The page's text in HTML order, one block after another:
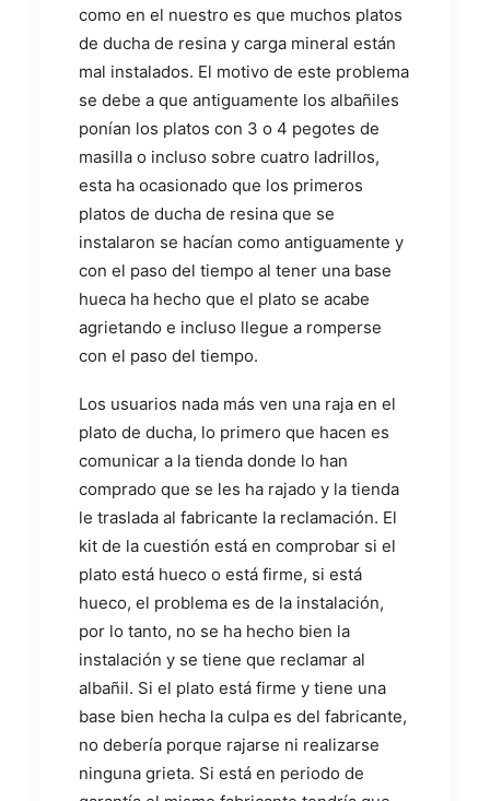
como en el nuestro es que muchos platos
de ducha de resina y carga mineral están
mal instalados. El motivo de este problema
se debe a que antiguamente los albañiles
ponían los platos con 3 o 4 pegotes de
masilla o incluso sobre cuatro ladrillos,
esta ha ocasionado que los primeros
platos de ducha de resina que se
instalaron se hacían como antiguamente y
con el paso del tiempo al tener una base
hueca ha hecho que el plato se acabe
agrietando e incluso llegue a romperse
con el paso del tiempo.
Los usuarios nada más ven una raja en el
plato de ducha, lo primero que hacen es
comunicar a la tienda donde lo han
comprado que se les ha rajado y la tienda
le traslada al fabricante la reclamación. El
kit de la cuestión está en comprobar si el
plato está hueco o está firme, si está
hueco, el problema es de la instalación,
por lo tanto, no se ha hecho bien la
instalación y se tiene que reclamar al
albañil. Si el plato está firme y tiene una
base bien hecha la culpa es del fabricante,
no debería porque rajarse ni realizarse
ninguna grieta. Si está en periodo de